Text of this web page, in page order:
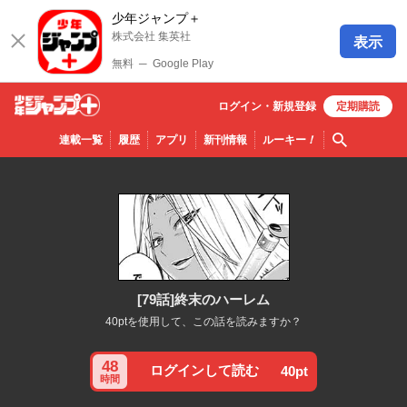
少年ジャンプ＋
株式会社 集英社
無料 ─ Google Play
表示
少年ジ
ャンプ
連載一覧 履歴 アプリ 新刊情報 ルーキー！ 検索
ログイン・ 新規登録 定期購読
[79話]終末のハーレム
40ptを使用して、この話を読みますか？
48
時間
ログインして読む 40pt